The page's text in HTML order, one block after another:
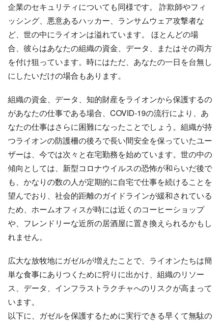
企業のセキュリティについても同様です。 詐欺師やフィ
ッシング、悪意あるハッカー、ランサムウェア攻撃者な
ど、世の中にライオンは溢れています。 ほとんどの場
合、彼らはあなたの組織の資金、データ、またはその両方
を付け狙っています。時にはただ、あなたの一日を台無し
にしたいだけの場合もあります。
組織の資金、データ、知的財産をライオンから保護するの
があなたの仕事である場合、COVID-19の流行により、あ
なたの仕事はさらに困難になったことでしょう。組織が持
つライオンの防護柵の後ろで長い間安全を保っていたユー
ザーは、今では次々と在宅勤務を始めています。世の中の
傾向としては、新型コロナウイルスの恐怖が和らいだ後で
も、かなりの数の人が定期的に自宅で仕事を続けることを
望んでおり、社会的距離のガイドラインが緩和されている
ため、ホームオフィスが時には近くのコーヒーショップ
や、フレンドリーな近所の居酒屋に置き換えられるかもし
れません。
広大な放牧地にガゼルが増えたことで、ライオンたちは簡
単な食事にありつくために狩りに出かけ、組織のリソー
ス、データ、インフラストラクチャへのリスクが高まって
います。
以下に、ガゼルを保護するために実行できる早くて無駄の